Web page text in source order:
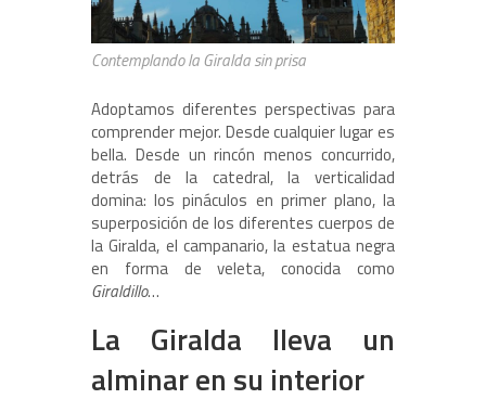
Contemplando la Giralda sin prisa
Adoptamos diferentes perspectivas para
comprender mejor. Desde cualquier lugar es
bella. Desde un rincón menos concurrido,
detrás de la catedral, la verticalidad
domina: los pináculos en primer plano, la
superposición de los diferentes cuerpos de
la Giralda, el campanario, la estatua negra
en forma de veleta, conocida como
Giraldillo…
La Giralda lleva un
alminar en su interior